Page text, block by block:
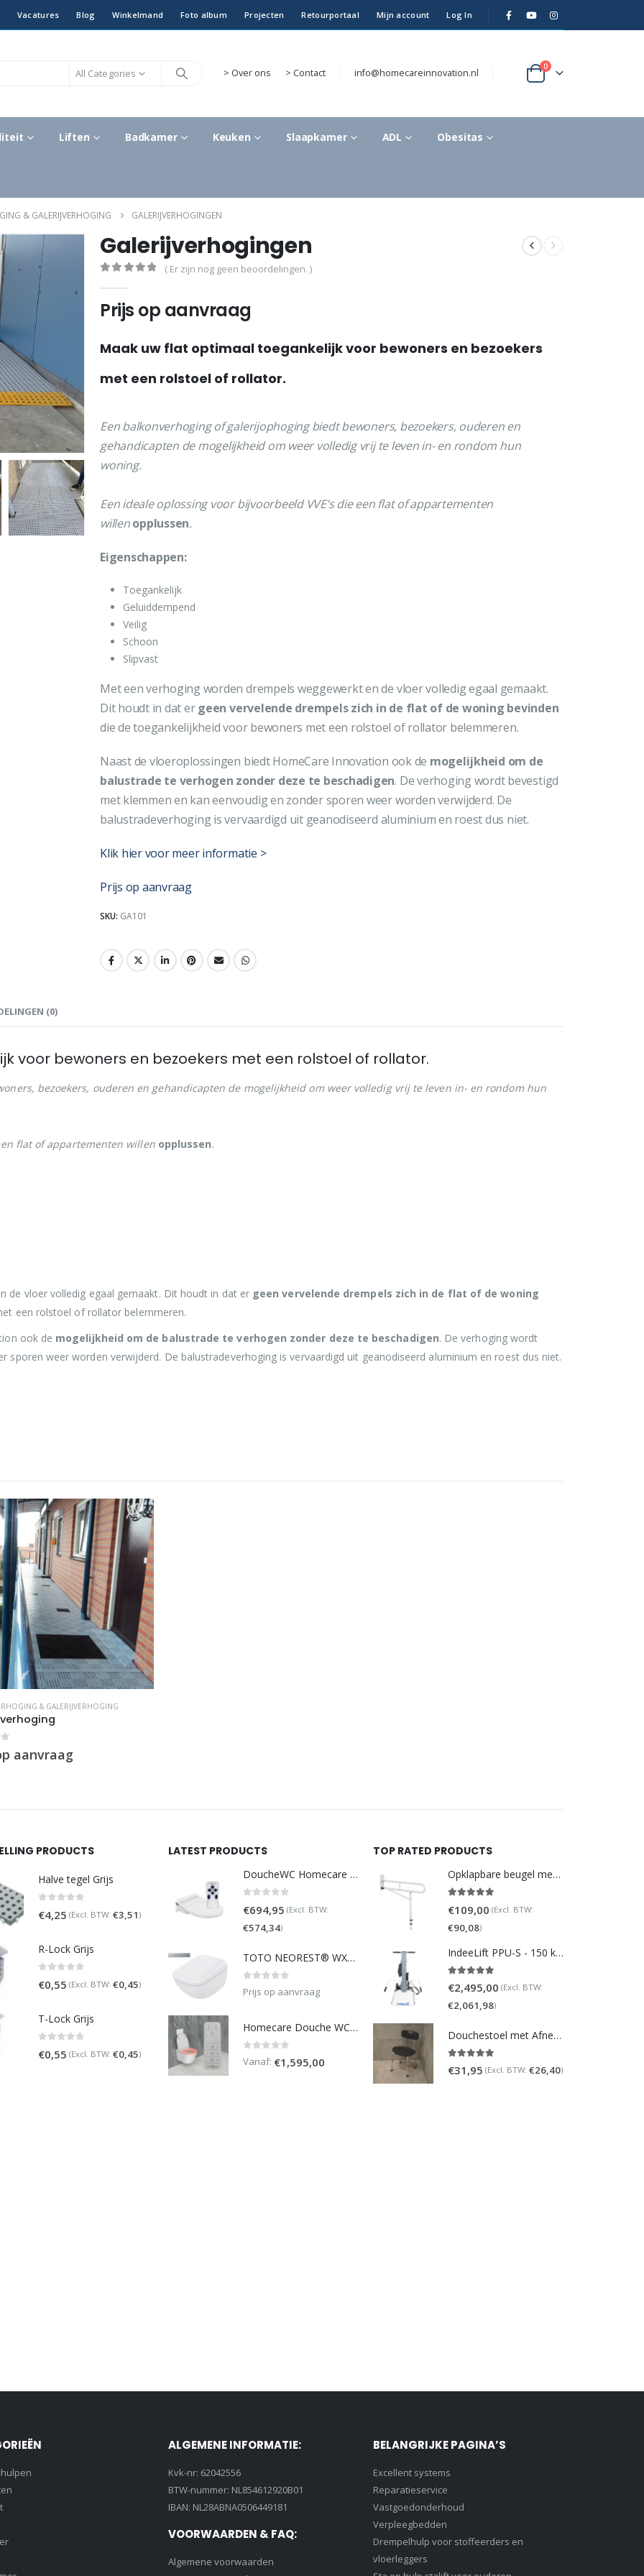
Vacatures Blog Winkelmand Foto album Projecten Retourportaal Mijn account Log In
All Categories > Over ons > Contact info@homecareinnovation.nl
0
Liften Badkamer Keuken Slaapkamer ADL Obesitas
& GALERIJVERHOGING GALERIJVERHOGINGEN
Galerijverhogingen
( Er zijn nog geen beoordelingen. )
Prijs op aanvraag
Maak uw flat optimaal toegankelijk voor bewoners en bezoekers
met een rolstoel of rollator.
Een balkonverhoging of galerijophoging biedt bewoners, bezoekers, ouderen en
gehandicapten de mogelijkheid om weer volledig vrij te leven in- en rondom hun
woning.
Een ideale oplossing voor bijvoorbeeld VVE’s die een flat of appartementen
willenopplussen.
Eigenschappen:
Toegankelijk
Geluiddempend
Veilig
Schoon
Slipvast
Met een verhoging worden drempels weggewerkt en de vloer volledig egaal gemaakt.
Dit houdt in dat ergeen vervelende drempels zich in de flat of de woning bevinden
die de toegankelijkheid voor bewoners met een rolstoel of rollator belemmeren.
Naast de vloeroplossingen biedt HomeCare Innovation ook de mogelijkheid om de
balustrade te verhogen zonder deze te beschadigen. De verhoging wordt bevestigd
met klemmen en kan eenvoudig en zonder sporen weer worden verwijderd. De
balustradeverhoging is vervaardigd uit geanodiseerd aluminium en roest dus niet.
Klik hier voor meer informatie >
Prijs op aanvraag
SKU: GA101
(0)
voor bewoners en bezoekers met een rolstoel of rollator.
bezoekers, ouderen en gehandicapten de mogelijkheid om weer volledig vrij te leven in- en rondom hun
flat of appartementen willen opplussen.
de vloer volledig egaal gemaakt. Dit houdt in dat er geen vervelende drempels zich in de flat of de woning
een rolstoel of rollator belemmeren.
ook de mogelijkheid om de balustrade te verhogen zonder deze te beschadigen. De verhoging wordt
sporen weer worden verwijderd. De balustradeverhoging is vervaardigd uit geanodiseerd aluminium en roest dus niet.
& GALERIJVERHOGING
5aanvraag
PRODUCTS
Halve tegel Grijs
€4,25 (Excl. BTW: €3,51)
R-Lock Grijs
€0,55 (Excl. BTW: €0,45)
T-Lock Grijs
€0,55 (Excl. BTW: €0,45)
LATEST PRODUCTS
DoucheWC Homecare – Pure 500R
€694,95 (Excl. BTW:
€574,34)
TOTO NEOREST® WX1 - incl. remote control
Prijs op aanvraag
Homecare Douche WC - Comfort plus 991 - Met brilverwarming
out of 5
Vanaf: €1,595,00
TOP RATED PRODUCTS
Opklapbare beugel met steunpoot (verstelbaar)
€109,00 (Excl. BTW:
€90,08)
IndeeLift PPU-S - 150 kg draaggewicht
€2,495,00 (Excl. BTW:
€2,061,98)
Douchestoel met Afneembare Rugleuning ? Verstelbaar Douchekrukje ? Grijs
€31,95 (Excl. BTW: €26,40)
ALGEMENE INFORMATIE:
Kvk-nr: 62042556
BTW-nummer: NL854612920B01
IBAN: NL28ABNA0506449181
VOORWAARDEN & FAQ:
Algemene voorwaarden
BELANGRIJKE PAGINA’S
Excellent systems
Reparatieservice
Vastgoedonderhoud
Verpleegbedden
Drempelhulp voor stoffeerders en
vloerleggers